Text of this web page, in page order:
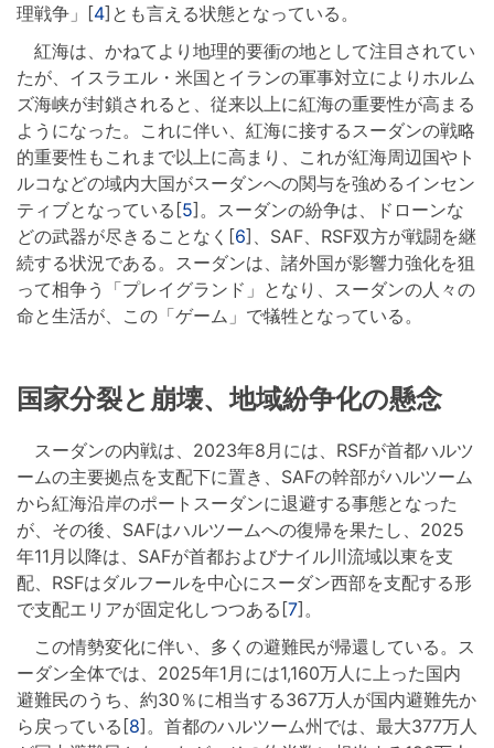
理戦争」[4]とも言える状態となっている。
紅海は、かねてより地理的要衝の地として注目されてい
たが、イスラエル・米国とイランの軍事対立によりホルム
ズ海峡が封鎖されると、従来以上に紅海の重要性が高まる
ようになった。これに伴い、紅海に接するスーダンの戦略
的重要性もこれまで以上に高まり、これが紅海周辺国やト
ルコなどの域内大国がスーダンへの関与を強めるインセン
ティブとなっている[5]。スーダンの紛争は、ドローンな
どの武器が尽きることなく[6]、SAF、RSF双方が戦闘を継
続する状況である。スーダンは、諸外国が影響力強化を狙
って相争う「プレイグランド」となり、スーダンの人々の
命と生活が、この「ゲーム」で犠牲となっている。
国家分裂と崩壊、地域紛争化の懸念
スーダンの内戦は、2023年8月には、RSFが首都ハルツ
ームの主要拠点を支配下に置き、SAFの幹部がハルツーム
から紅海沿岸のポートスーダンに退避する事態となった
が、その後、SAFはハルツームへの復帰を果たし、2025
年11月以降は、SAFが首都およびナイル川流域以東を支
配、RSFはダルフールを中心にスーダン西部を支配する形
で支配エリアが固定化しつつある[7]。
この情勢変化に伴い、多くの避難民が帰還している。ス
ーダン全体では、2025年1月には1,160万人に上った国内
避難民のうち、約30％に相当する367万人が国内避難先か
ら戻っている[8]。首都のハルツーム州では、最大377万人